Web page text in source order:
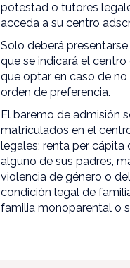
potestad o tutores
acceda a su centro
Solo deberá
que se indicará el
que optar en caso de
orden de preferencia.
El baremo de admisión
matriculados en el
legales; renta per cápita
alguno de sus padres,
violencia de género o
condición legal de
familia monoparental o